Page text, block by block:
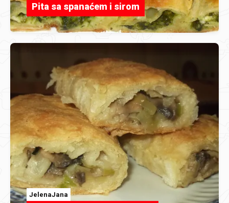
Pita sa spanaćem i sirom
JelenaJana